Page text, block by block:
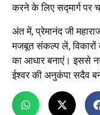
करने के लिए सद्मार्ग पर
अंत में, प्रेमानंद जी
मजबूत संकल्प लें, विकारों
का आधार बनाएं। इससे
ईश्वर की अनुकंपा सदैव